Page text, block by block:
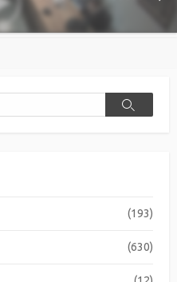
Search
(193)
(630)